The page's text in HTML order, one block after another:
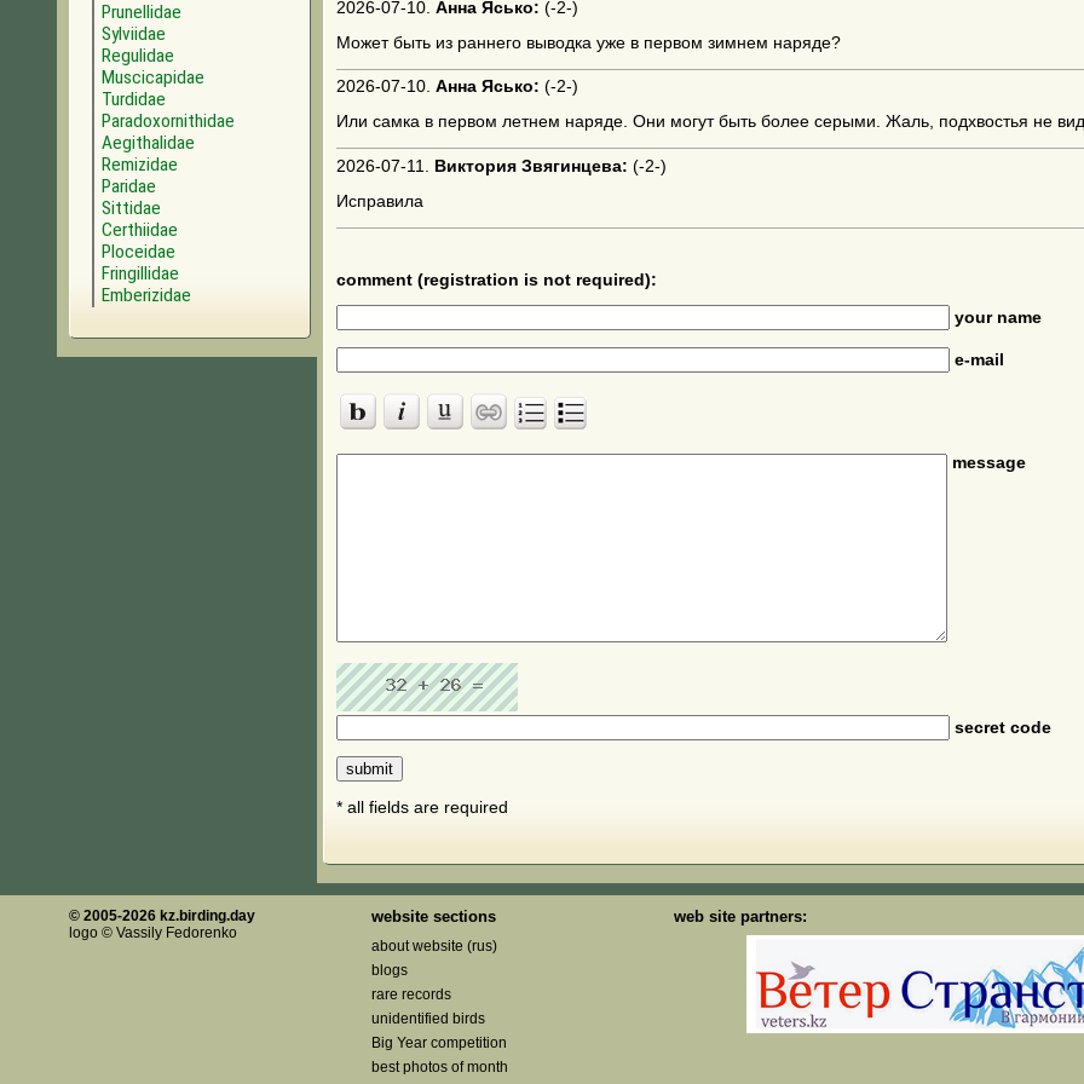
Prunellidae
Sylviidae
Regulidae
Muscicapidae
Turdidae
Paradoxornithidae
Aegithalidae
Remizidae
Paridae
Sittidae
Certhiidae
Ploceidae
Fringillidae
Emberizidae
2026-07-10. Анна Ясько: (-2-)
Может быть из раннего выводка уже в первом зимнем наряде?
2026-07-10. Анна Ясько: (-2-)
Или самка в первом летнем наряде. Они могут быть более серыми. Жаль, подхвостья не
2026-07-11. Виктория Звягинцева: (-2-)
Исправила
comment (registration is not required):
your name
e-mail
message
secret code
* all fields are required
© 2005-2026 kz.birding.day
logo © Vassily Fedorenko
website sections
about website (rus)
blogs
rare records
unidentified birds
Big Year competition
best photos of month
web site partners: